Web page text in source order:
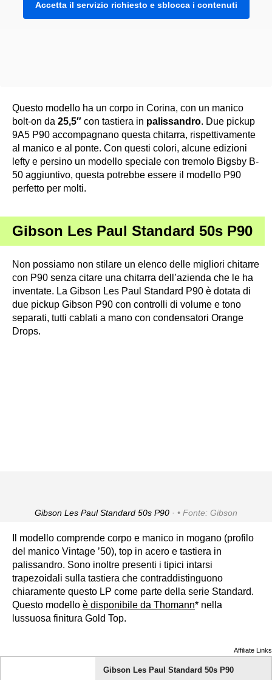
Accetta il servizio richiesto e sblocca i contenuti
Questo modello ha un corpo in Corina, con un manico
bolt-on da 25,5″ con tastiera in palissandro. Due pickup
9A5 P90 accompagnano questa chitarra, rispettivamente
al manico e al ponte. Con questi colori, alcune edizioni
lefty e persino un modello speciale con tremolo Bigsby B-
50 aggiuntivo, questa potrebbe essere il modello P90
perfetto per molti.
Gibson Les Paul Standard 50s P90
Non possiamo non stilare un elenco delle migliori chitarre
con P90 senza citare una chitarra dell’azienda che le ha
inventate. La Gibson Les Paul Standard P90 è dotata di
due pickup Gibson P90 con controlli di volume e tono
separati, tutti cablati a mano con condensatori Orange
Drops.
Gibson Les Paul Standard 50s P90 · Fonte: Gibson
Il modello comprende corpo e manico in mogano (profilo
del manico Vintage ’50), top in acero e tastiera in
palissandro. Sono inoltre presenti i tipici intarsi
trapezoidali sulla tastiera che contraddistinguono
chiaramente questo LP come parte della serie Standard.
Questo modello è disponibile da Thomann* nella
lussuosa finitura Gold Top.
Affiliate Links
Gibson Les Paul Standard 50s P90